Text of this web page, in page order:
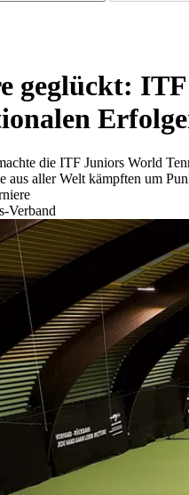
geglückt:
die ITF Juniors World
aus aller Welt kämpften um
Verband